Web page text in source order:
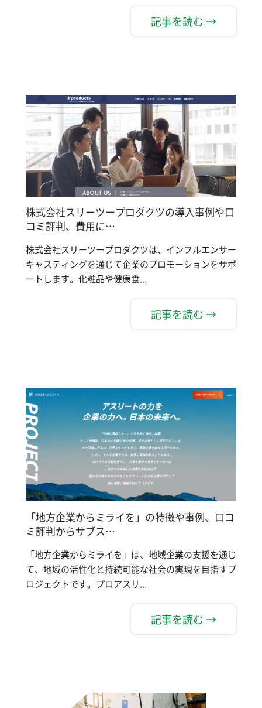
記事を読む →
株式会社スリーツープロダクツの導入事例や口
コミ評判、費用に…
株式会社スリーツープロダクツは、インフルエンサー
キャスティングを通じて企業のプロモーションをサポ
ートします。化粧品や健康食...
記事を読む →
「地方企業からミライを」の特徴や事例、口コ
ミ評判からサブス…
「地方企業からミライを」は、地域企業の支援を通じ
て、地域の活性化と持続可能な社会の実現を目指すプ
ロジェクトです。プロアスリ...
記事を読む →